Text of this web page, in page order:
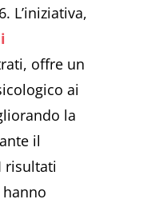
L’iniziativa,
offre un
ai
la
il
risultati